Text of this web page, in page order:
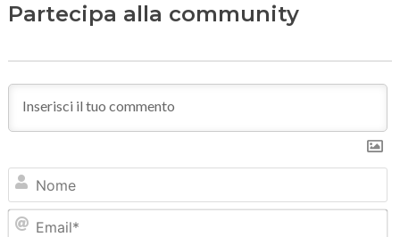
Partecipa alla community